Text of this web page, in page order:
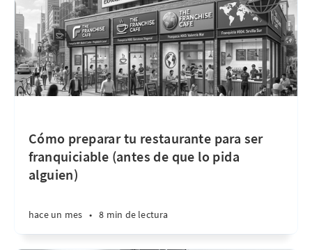
Cómo preparar tu restaurante para ser
franquiciable (antes de que lo pida
alguien)
hace un mes • 8 min de lectura